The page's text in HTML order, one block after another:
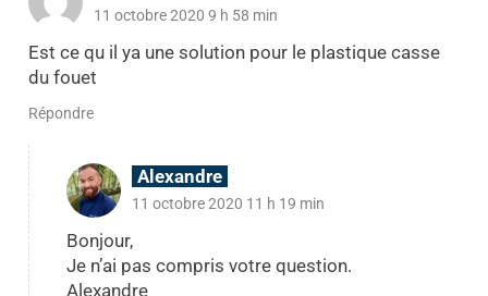
11 octobre 2020 9 h 58 min
Est ce qu il ya une solution pour le plastique casse
du fouet
Répondre
Alexandre
11 octobre 2020 11 h 19 min
Bonjour,
Je n’ai pas compris votre question.
Alexandre